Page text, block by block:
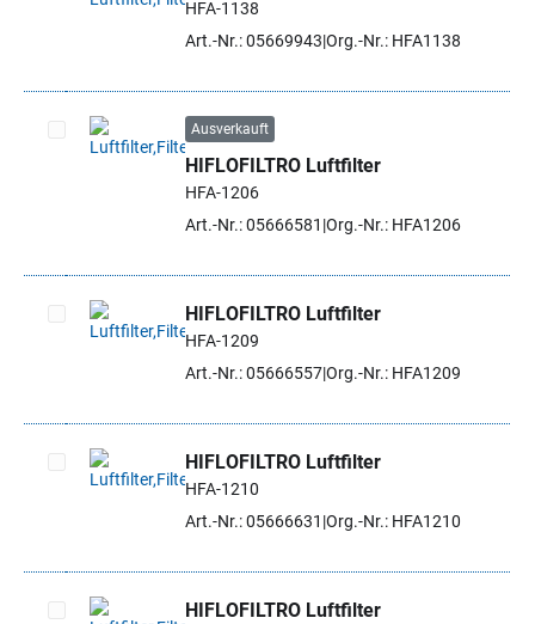
Artikel auswählen
HFA-1138
Art.-Nr.: 05669943 Org.-Nr.: HFA1138
Artikel auswählen
Ausverkauft
HIFLOFILTRO Luftfilter
HFA-1206
Art.-Nr.: 05666581 Org.-Nr.: HFA1206
Artikel auswählen
HIFLOFILTRO Luftfilter
HFA-1209
Art.-Nr.: 05666557Org.-Nr.: HFA1209
Artikel auswählen
HIFLOFILTRO Luftfilter
HFA-1210
Art.-Nr.: 05666631 Org.-Nr.: HFA1210
HIFLOFILTRO Luftfilter